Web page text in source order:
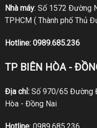
Nhà máy: Số 1572 Đường
TPHCM ( Thành phố Thủ
Hotline: 0989.685.236
TP BIÊN HÒA -
Địa chỉ:Số 970/65 Đường
Hòa - Đồng Nai